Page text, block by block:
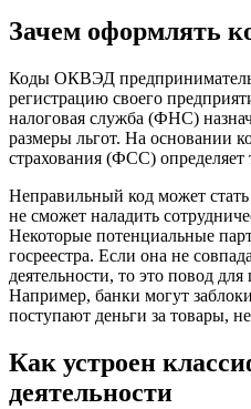
Зачем оформлять
Коды ОКВЭД предприниматель
регистрацию своего
налоговая служба (ФНС)
размеры льгот. На основании
страхования (ФСС) определяет
Неправильный код может
не сможет наладить
Некоторые потенциальные
госреестра. Если она не
деятельности, то это повод
Например, банки могут
поступают деньги за товары,
Как устроен
деятельности